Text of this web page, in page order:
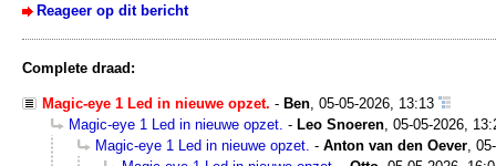
Reageer op dit bericht
Complete draad:
Magic-eye 1 Led in nieuwe opzet. - Ben, 05-05-2026, 13:13
Magic-eye 1 Led in nieuwe opzet. - Leo Snoeren, 05-05-2026,
Magic-eye 1 Led in nieuwe opzet. - Anton van den Oever,